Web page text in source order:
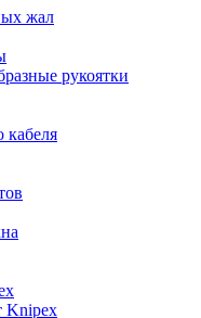
жал
рукоятки
кабеля
Knipex